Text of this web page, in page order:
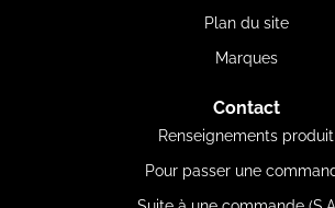
Plan du site
Marques
Contact
Renseignements produit
Pour passer une